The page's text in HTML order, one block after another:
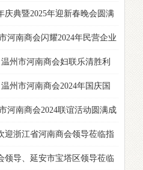
庆典暨2025年迎新春晚会圆满
河南商会闪耀2024年民营企业
州市河南商会妇联乐清胜利
纪实
州市河南商会2024年国庆国
河南商会2024联谊活动圆满成
迎浙江省河南商会领导莅临指
领导、延安市宝塔区领导莅临